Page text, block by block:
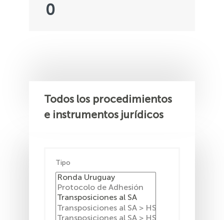
0
Todos los procedimientos
e instrumentos jurídicos
Tipo